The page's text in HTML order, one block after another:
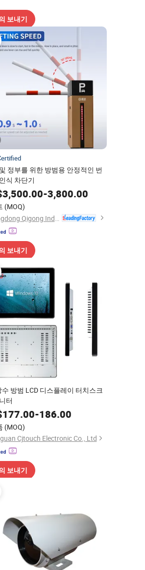
보내기
정부를 위한 방범용 안정적인 번
식 차단기
3,500.00-3,800.00
(MOQ)
보내기
수 방범 LCD 디스플레이 터치스크
터
177.00-186.00
(MOQ)
Cjtouch Electronic Co., Ltd
보내기